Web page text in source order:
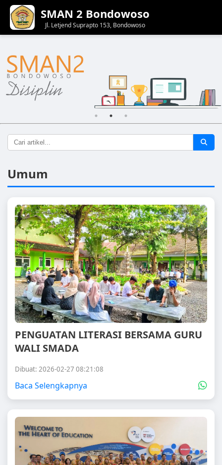
SMAN 2 Bondowoso
Jl. Letjend Suprapto 153, Bondowoso
Umum
PENGUATAN LITERASI BERSAMA GURU
WALI SMADA
Dibuat: 2026-02-27 08:21:08
Baca Selengkapnya